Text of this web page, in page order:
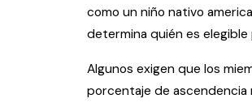
como un niño nativo
determina quién es elegible
Algunos exigen que los
porcentaje de ascendencia